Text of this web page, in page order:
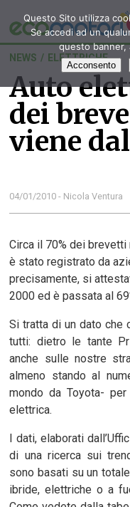
NEWS / ELETTRICHE
Auto
dei
viene
04/01/2010 - Nicola Ventura
Circa il 70% dei
è stato registrato da
precisamente, si
2000 ed è passata al
Si tratta di un dato che
tutti: dietro le tante
anche sulle nostre
almeno stando al
mondo da Toyota-
elettrica.
I dati, elaborati
di una ricerca sui
sono basati su un
ibride, elettriche o a
Questo Sito utilizza
Se accedi ad un
questo banner,
Acconsento